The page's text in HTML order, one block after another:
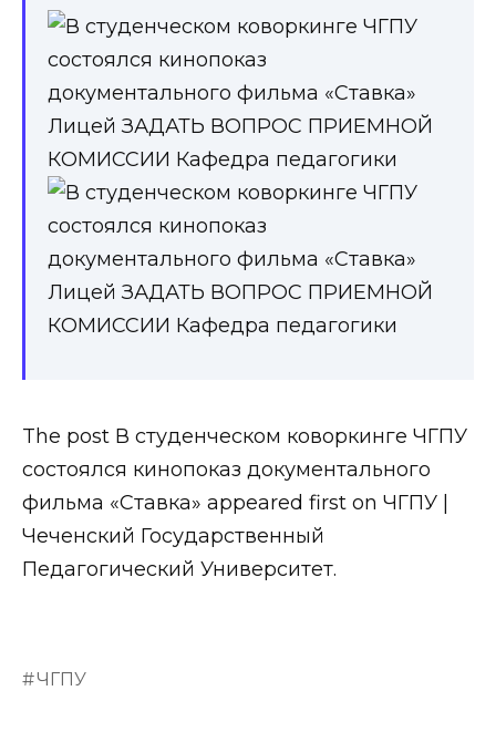
The post В студенческом коворкинге ЧГПУ
состоялся кинопоказ документального
фильма «Ставка» appeared first on ЧГПУ |
Чеченский Государственный
Педагогический Университет.
ЧГПУ